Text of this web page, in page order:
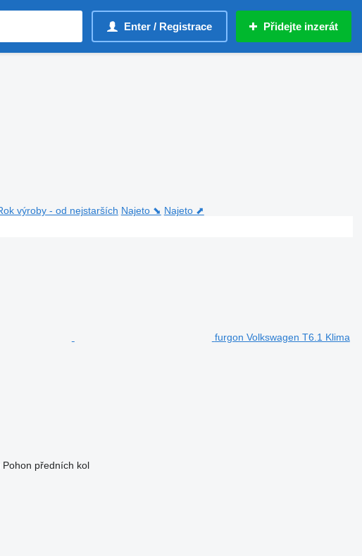
Enter / Registrace Přidejte inzerát
výroby - od nejstarších Najeto ⬊ Najeto ⬈
furgon Volkswagen T6.1 Klima
Pohon předních kol